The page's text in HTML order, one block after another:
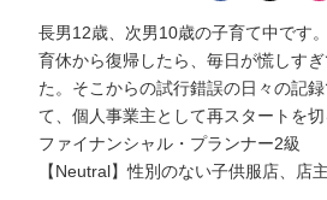
長男12歳、次男10歳の子育て中です。
育休から復帰したら、毎日が慌しすぎ
た。そこからの試行錯誤の日々の記録
て、個人事業主として再スタートを切
ファイナンシャル・プランナー2級
【Neutral】性別のない子供服店、店主